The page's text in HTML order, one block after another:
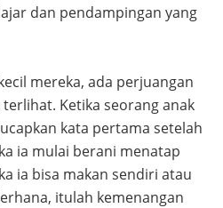
dan pendampingan yang
mereka, ada perjuangan
Ketika seorang anak
kata pertama setelah
ia mulai berani menatap
ia bisa makan sendiri atau
itulah kemenangan